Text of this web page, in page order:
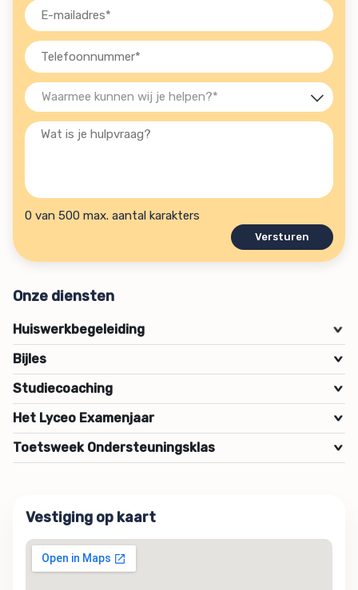
E-
mailadres
(Vereist)
Telefoon
(Vereist)
Waarmee
kunnen
wij
(Vereist)
Wat
hulpvraag?
0 van 500 max. aantal karakters
Onze diensten
Huiswerkbegeleiding >
Bijles >
Studiecoaching >
Het Lyceo Examenjaar >
Toetsweek Ondersteuningsklas >
Vestiging op kaart